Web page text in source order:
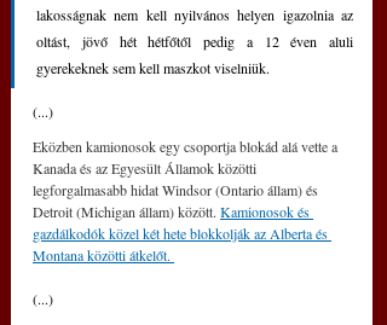
lakosságnak nem kell nyilvános helyen igazolnia az
oltást, jövő hét hétfőtől pedig a 12 éven aluli
gyerekeknek sem kell maszkot viselniük.
(...)
Eközben kamionosok egy csoportja blokád alá vette a
Kanada és az Egyesült Államok közötti
legforgalmasabb hidat Windsor (Ontario állam) és
Detroit (Michigan állam) között. Kamionosok és
gazdálkodók közel két hete blokkolják az Alberta és
Montana közötti átkelőt.
(...)